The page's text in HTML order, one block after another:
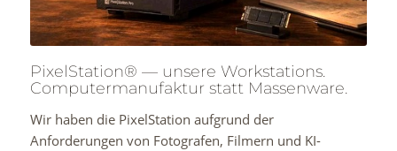
PixelStation® — unsere Workstations.
Computermanufaktur statt Massenware.
Wir haben die PixelStation aufgrund der
Anforderungen von Fotografen, Filmern und KI-